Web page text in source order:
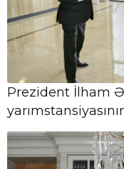
07 Avqust,
14:43
07 Avqust,
14:40
Prezident İlham